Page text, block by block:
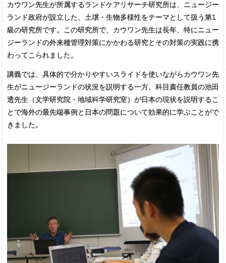
カウワン先生が所属するランドケアリサーチ研究所は、ニュージー
ランド政府が設立した、土壌・生物多様性をテーマとして扱う第1
級の研究所です。この研究所で、カウワン先生は長年、特にニュー
ジーランドの外来種管理対策にかかわる研究とその対策の実践に携
わってこられました。
講義では、具体的で分かりやすいスライドを使いながらカウワン先
生がニュージーランドの状況を説明する一方、科目責任教員の池田
透先生（文学研究院・地域科学研究室）が日本の現状を説明するこ
とで海外の最先端事例と日本の問題について効果的に学ぶことがで
きました。